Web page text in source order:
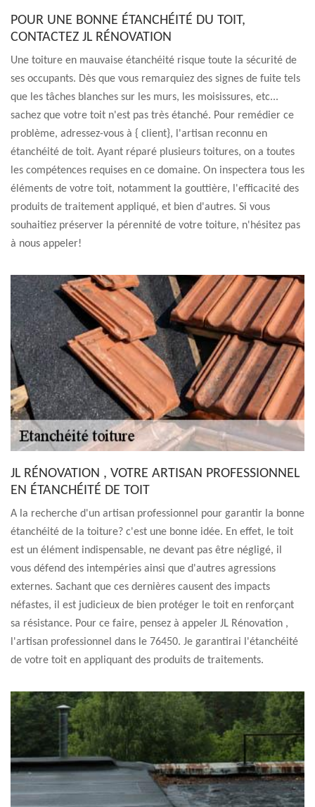
POUR UNE BONNE ÉTANCHÉITÉ DU TOIT,
CONTACTEZ JL RÉNOVATION
Une toiture en mauvaise étanchéité risque toute la sécurité de
ses occupants. Dès que vous remarquiez des signes de fuite tels
que les tâches blanches sur les murs, les moisissures, etc...
sachez que votre toit n'est pas très étanché. Pour remédier ce
problème, adressez-vous à { client}, l'artisan reconnu en
étanchéité de toit. Ayant réparé plusieurs toitures, on a toutes
les compétences requises en ce domaine. On inspectera tous les
éléments de votre toit, notamment la gouttière, l'efficacité des
produits de traitement appliqué, et bien d'autres. Si vous
souhaitiez préserver la pérennité de votre toiture, n'hésitez pas
à nous appeler!
JL RÉNOVATION , VOTRE ARTISAN PROFESSIONNEL
EN ÉTANCHÉITÉ DE TOIT
A la recherche d'un artisan professionnel pour garantir la bonne
étanchéité de la toiture? c'est une bonne idée. En effet, le toit
est un élément indispensable, ne devant pas être négligé, il
vous défend des intempéries ainsi que d'autres agressions
externes. Sachant que ces dernières causent des impacts
néfastes, il est judicieux de bien protéger le toit en renforçant
sa résistance. Pour ce faire, pensez à appeler JL Rénovation ,
l'artisan professionnel dans le 76450. Je garantirai l'étanchéité
de votre toit en appliquant des produits de traitements.